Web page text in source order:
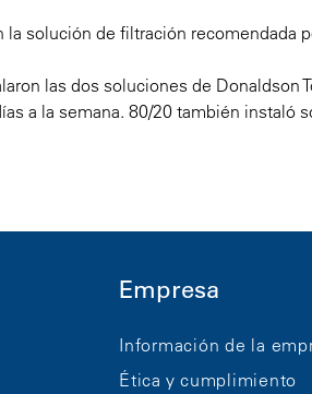
la solución de filtración recomendada
las dos soluciones de Donaldson
a la semana. 80/20 también instaló
Empresa
Información de la
Ética y cumplimiento